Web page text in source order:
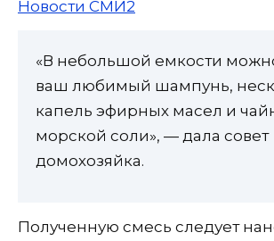
Новости СМИ2
«В небольшой емкости
ваш любимый шампунь,
капель эфирных масел и
морской соли», — дала совет
домохозяйка.
Полученную смесь следует